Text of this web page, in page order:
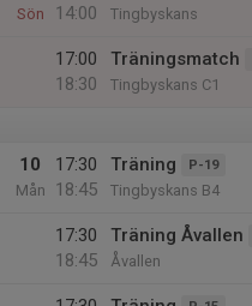
Sön
14:00
Tingbyskans
17:00
18:30
Träningsmatch
Tingbyskans C1
10
Mån
17:30
18:45
Träning P-19
Tingbyskans B4
17:30
18:45
Träning Åvallen
Åvallen